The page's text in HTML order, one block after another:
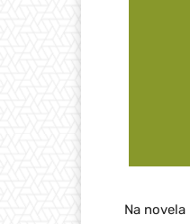
Na novela